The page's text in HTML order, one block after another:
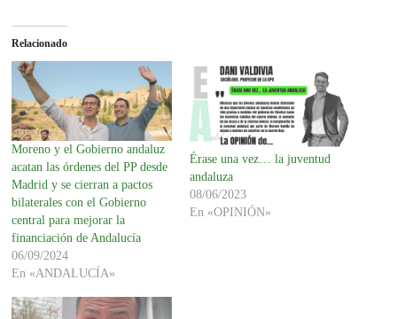
Relacionado
Moreno y el Gobierno andaluz
acatan las órdenes del PP desde
Madrid y se cierran a pactos
bilaterales con el Gobierno
central para mejorar la
financiación de Andalucía
06/09/2024
En «ANDALUCÍA»
Érase una vez… la juventud
andaluza
08/06/2023
En «OPINIÓN»